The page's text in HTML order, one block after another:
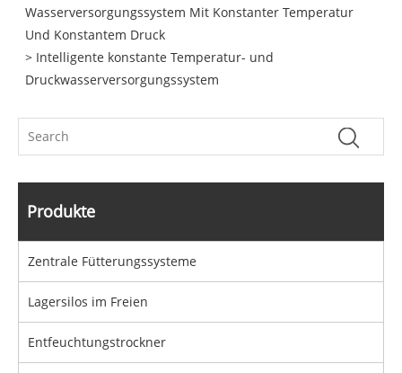
Wasserversorgungssystem Mit Konstanter Temperatur
Und Konstantem Druck
> Intelligente konstante Temperatur- und
Druckwasserversorgungssystem
Produkte
Zentrale Fütterungssysteme
Lagersilos im Freien
Entfeuchtungstrockner